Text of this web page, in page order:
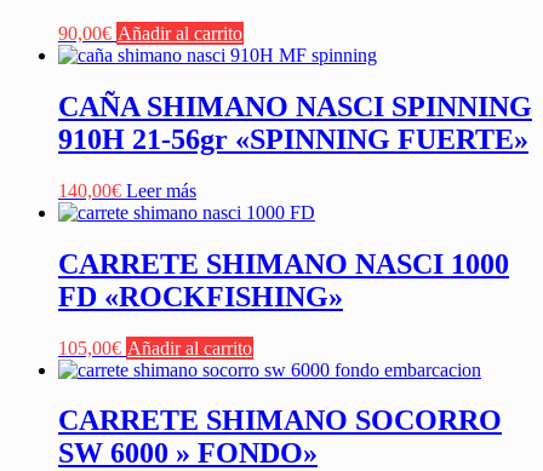
90,00€ Añadir al carrito
CAÑA SHIMANO NASCI SPINNING
910H 21-56gr «SPINNING FUERTE»
140,00€ Leer más
CARRETE SHIMANO NASCI 1000
FD «ROCKFISHING»
105,00€ Añadir al carrito
CARRETE SHIMANO SOCORRO
SW 6000 » FONDO»